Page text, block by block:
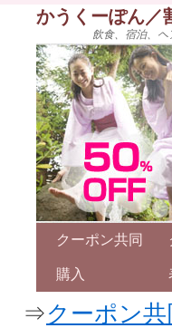
かうくーぽん／
飲食、宿泊、
クーポン共同
購入
⇒クーポン